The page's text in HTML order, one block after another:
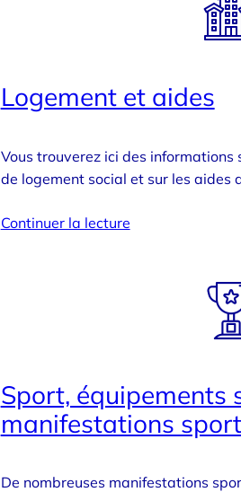
Logement et aides
Vous trouverez ici des informations
de logement social et sur les aides
Continuer la lecture
Sport, équipements
manifestations
De nombreuses manifestations